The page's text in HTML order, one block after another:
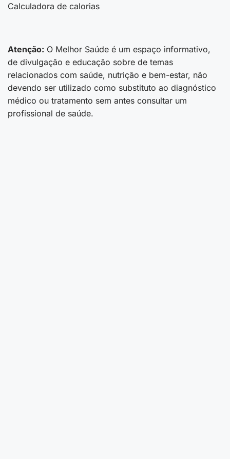
Calculadora de calorias
Atenção: O Melhor Saúde é um espaço informativo,
de divulgação e educação sobre de temas
relacionados com saúde, nutrição e bem-estar, não
devendo ser utilizado como substituto ao diagnóstico
médico ou tratamento sem antes consultar um
profissional de saúde.